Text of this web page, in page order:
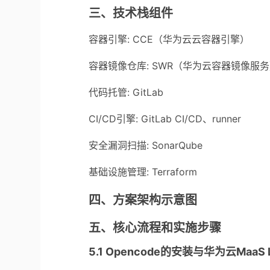
三、技术栈组件
容器引擎: CCE（华为云云容器引擎）
容器镜像仓库: SWR（华为云容器镜像服务
代码托管: GitLab
CI/CD引擎: GitLab CI/CD、runner
安全漏洞扫描: SonarQube
基础设施管理: Terraform
四、方案架构示意图
五、核心流程和实施步骤
5.1 Opencode的安装与华为云MaaS